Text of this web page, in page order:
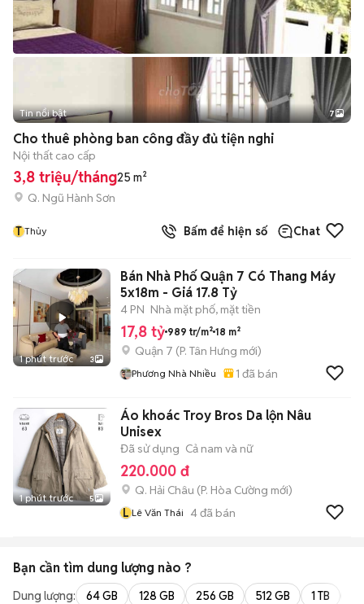
+2
Tin nổi bật 7
Cho thuê phòng ban công đầy đủ tiện nghi
Nội thất cao cấp
3,8 triệu/tháng25 m²
Q. Ngũ Hành Sơn
T Thủy Bấm để hiện số Chat
1 phút trước 3
Bán Nhà Phố Quận 7 Có Thang Máy
5x18m - Giá 17.8 Tỷ
4 PN Nhà mặt phố, mặt tiền
17,8 tỷ 989 tr/m² 18 m²
Quận 7 (P. Tân Hưng mới)
Phương Nhà Nhiều 1 đã bán
1 phút trước 5
Áo khoác Troy Bros Da lộn Nâu
Unisex
Đã sử dụng Cả nam và nữ
220.000 đ
Q. Hải Châu (P. Hòa Cường mới)
L Lê Văn Thái 4đã bán
Bạn cần tìm dung lượng nào ?
Dung lượng: 64 GB 128 GB 256 GB 512 GB 1 TB